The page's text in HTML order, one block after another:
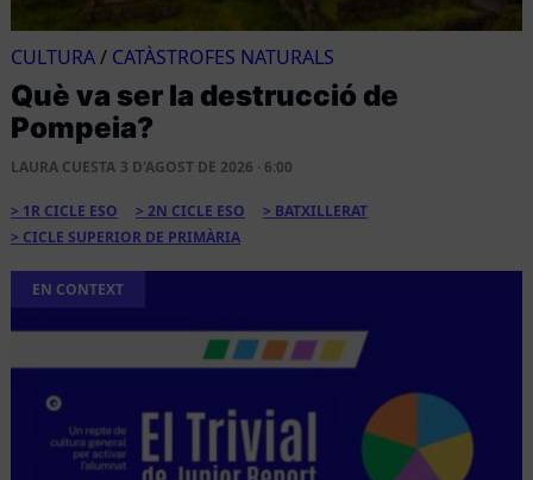
CULTURA/ CATÀSTROFES NATURALS
Què va ser la destrucció de
Pompeia?
LAURA CUESTA 3 D'AGOST DE 2026 · 6:00
1R CICLE ESO 2N CICLE ESO
BATXILLERAT
CICLE SUPERIOR DE PRIMÀRIA
EN CONTEXT